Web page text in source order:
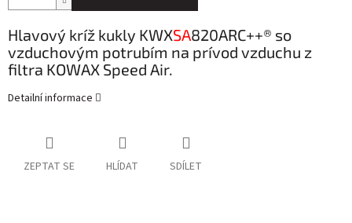
Hlavový kríž kukly KWXSA820ARC++® so
vzduchovým potrubím na prívod vzduchu z
filtra KOWAX Speed Air.
Detailní informace
ZEPTAT SE HLÍDAT SDÍLET